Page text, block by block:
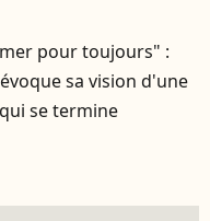
pour toujours" :
sa vision d'une
se termine